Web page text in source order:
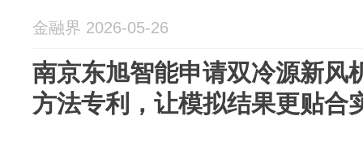
金融界 2026-05-26
南京东旭智能申请双冷源新风
方法专利，让模拟结果更贴合